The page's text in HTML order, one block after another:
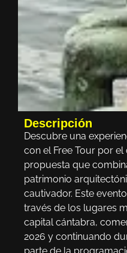
Descripción
Descubre una
con el Free Tour por
propuesta que
patrimonio
cautivador. Este
través de los lugares
capital cántabra,
2026 y continuando
parte de la